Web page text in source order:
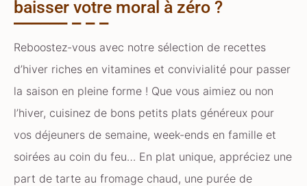
baisser votre moral à zéro ?
Reboostez-vous avec notre sélection de recettes
d’hiver riches en vitamines et convivialité pour passer
la saison en pleine forme ! Que vous aimiez ou non
l’hiver, cuisinez de bons petits plats généreux pour
vos déjeuners de semaine, week-ends en famille et
soirées au coin du feu… En plat unique, appréciez une
part de tarte au fromage chaud, une purée de